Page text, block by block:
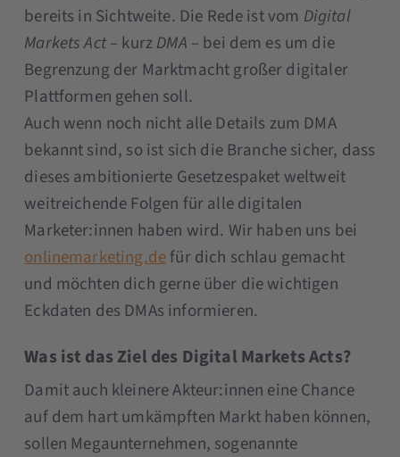
bereits in Sichtweite. Die Rede ist vom Digital
Markets Act– kurzDMA – bei dem es um die
Begrenzung der Marktmacht großer digitaler
Plattformen gehen soll.
Auch wenn noch nicht alle Details zum DMA
bekannt sind, so ist sich die Branche sicher, dass
dieses ambitionierte Gesetzespaket weltweit
weitreichende Folgen für alle digitalen
Marketer:innen haben wird. Wir haben uns bei
onlinemarketing.defür dich schlau gemacht
und möchten dich gerne über die wichtigen
Eckdaten des DMAs informieren.
Was ist das Ziel des Digital Markets Acts?
Damit auch kleinere Akteur:innen eine Chance
auf dem hart umkämpften Markt haben können,
sollen Megaunternehmen, sogenannte